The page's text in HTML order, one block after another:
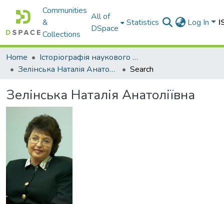
Communities
&
Collections
All of
DSpace
Statistics Log In
Home
Історіографія наукового надбання НУ "ОЮА"
Зелінська Наталія Анатоліївна
Search
Зелінська Наталія Анатоліївна